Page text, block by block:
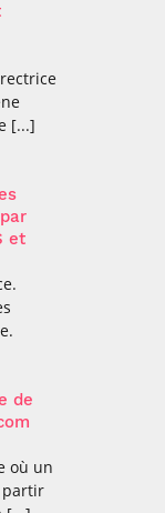
[...]
et
de
où un
partir